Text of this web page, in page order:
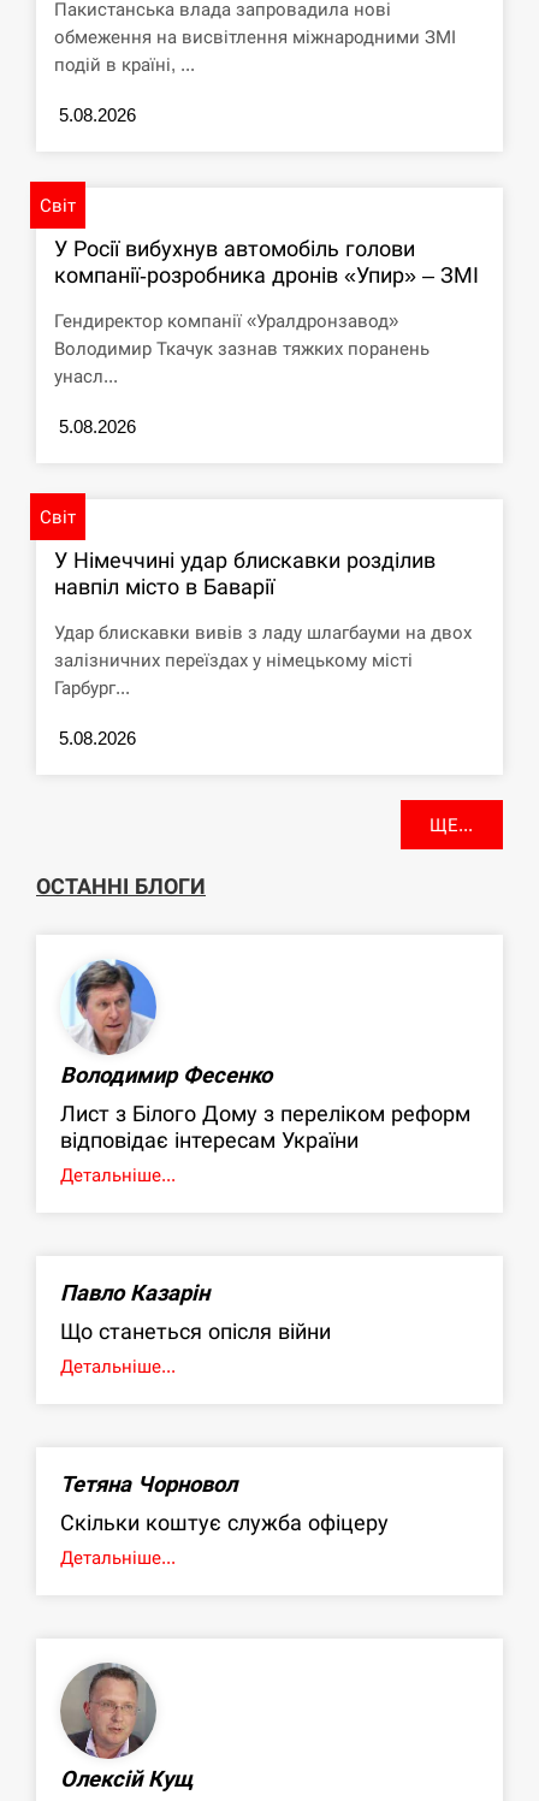
Пакистанська влада запровадила нові
обмеження на висвітлення міжнародними ЗМІ
подій в країні, ...
5.08.2026
Світ
У Росії вибухнув автомобіль голови
компанії-розробника дронів «Упир» – ЗМІ
Гендиректор компанії «Уралдронзавод»
Володимир Ткачук зазнав тяжких поранень
унасл...
5.08.2026
Світ
У Німеччині удар блискавки розділив
навпіл місто в Баварії
Удар блискавки вивів з ладу шлагбауми на двох
залізничних переїздах у німецькому місті
Гарбург...
5.08.2026
ЩЕ...
ОСТАННІ БЛОГИ
Володимир Фесенко
Лист з Білого Дому з переліком реформ
відповідає інтересам України
Детальніше...
Павло Казарін
Що станеться опісля війни
Детальніше...
Тетяна Чорновол
Скільки коштує служба офіцеру
Детальніше...
Олексій Кущ